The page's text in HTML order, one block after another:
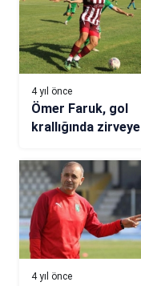
4 yıl önce
Ömer Faruk, gol
krallığında zirveye
4 yıl önce